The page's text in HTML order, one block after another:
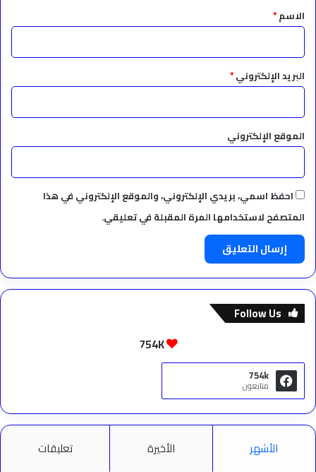
*الاسم*
البريد الإلكتروني*
الموقع الإلكتروني
احفظ اسمي، بريدي الإلكتروني، والموقع الإلكتروني في هذا
المتصفح لاستخدامها المرة المقبلة في تعليقي.
Follow Us
754K
754k
متابعون
الأشهر الأخيرة تعليقات